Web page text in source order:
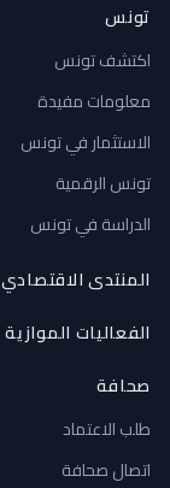
تونس
اكتشف تونس
معلومات مفيدة
الاستثمار في تونس
تونس الرقمية
الدراسة في تونس
المنتدى الاقتصادي
الفعاليات الموازية
صحافة
طلب الاعتماد
اتصال صحافة